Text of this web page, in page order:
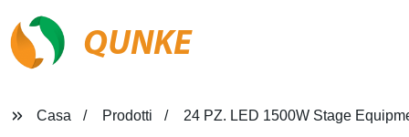
QUNKE
Casa Prodotti 24 PZ. LED 1500W Stage